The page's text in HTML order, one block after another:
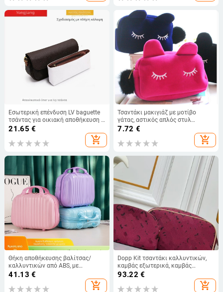
Εσωτερική επένδυση LV baguette
τσάντας για οικιακή αποθήκευση –
αδιάβροχη, εξαιρετικά ελαφριά,
αντιβακτηριακή, ανθεκτική στη
φθορά
21.65 €
add_shopping_cart
Τσαντάκι μακιγιάζ με μοτίβο
γάτας, αστικός απλός στυλ
γυναικείο clutch, επένδυση
πολυεστέρα, καθημερινή χρήση
7.72 €
add_shopping_cart
Θήκη αποθήκευσης βαλίτσας/
καλλυντικών από ABS, με
επέκταση, άνοιγμα με φερμουάρ,
κατάλληλη για άνδρες και
41.13 €
add_shopping_cart
Dopp Kit τσαντάκι καλλυντικών,
καμβάς εξωτερικά, καμβάς
επένδυση, σχήματος κοχύλι, μάρκα
93.22 €
add_shopping_cart